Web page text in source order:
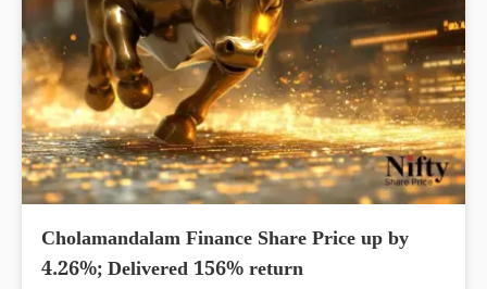
Cholamandalam Finance Share Price up by
4.26%; Delivered 156% return